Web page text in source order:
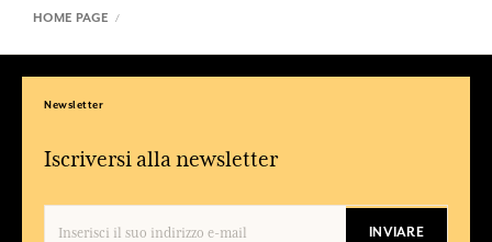
HOME PAGE
Newsletter
Iscriversi alla newsletter
INVIARE